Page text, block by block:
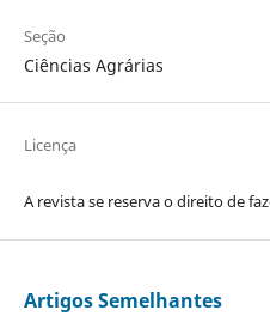
Seção
Ciências Agrárias
Licença
A revista se reserva o direito de
Artigos Semelhantes